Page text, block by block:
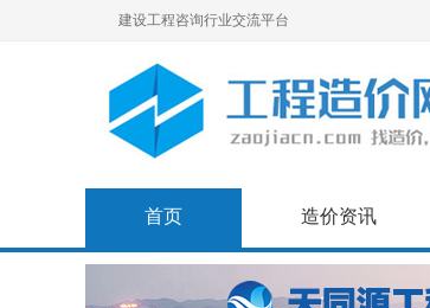
建设工程咨询行业交流平台
首页 造价资讯